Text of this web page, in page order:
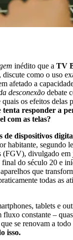
inédito que a TV
como o uso
afetado a
desconexão debate
os efeitos delas
tenta responder a
com as telas?
de dispositivos
habitante, segundo
(FGV), divulgado em
do século 20 e
que
todas as
tablets e
fluxo constante –
se renovam a
isso.